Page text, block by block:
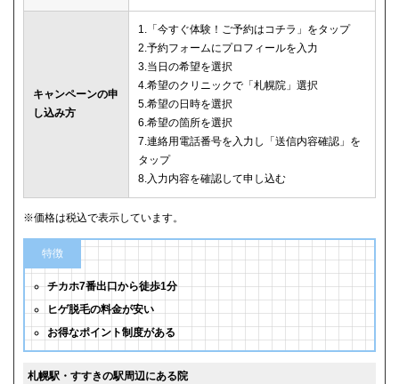
キャンペーンの申
し込み方
1.「今すぐ体験！ご予約はコチラ」をタップ
2.予約フォームにプロフィールを入力
3.当日の希望を選択
4.希望のクリニックで「札幌院」選択
5.希望の日時を選択
6.希望の箇所を選択
7.連絡用電話番号を入力し「送信内容確認」を
タップ
8.入力内容を確認して申し込む
※価格は税込で表示しています。
特徴
チカホ7番出口から徒歩1分
ヒゲ脱毛の料金が安い
お得なポイント制度がある
札幌駅・すすきの駅周辺にある院